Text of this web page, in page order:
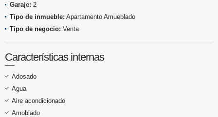
Garaje: 2
Tipo de inmueble: Apartamento Amueblado
Tipo de negocio: Venta
Características internas
Adosado
Agua
Aire acondicionado
Amoblado